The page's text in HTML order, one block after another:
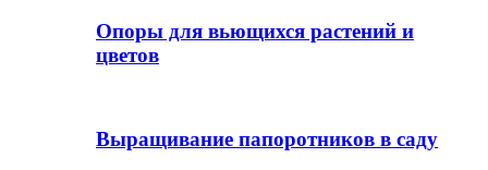
Опоры для вьющихся растений и
цветов
Выращивание папоротников в саду